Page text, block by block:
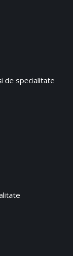
de specialitate